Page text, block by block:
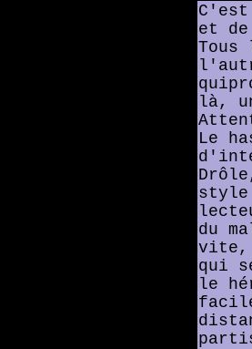
et de
là,
Le
style
du
vite,
qui
le